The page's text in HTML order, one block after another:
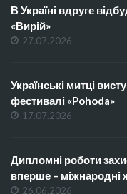
В Україні вдруге
«Вирій»
27.07.2026
Українські митці
фестивалі «Pohoda»
17.07.2026
Дипломні роботи
вперше – міжнародні
26.06.2026